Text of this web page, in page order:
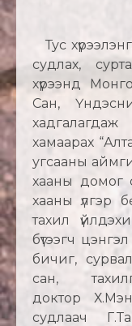
Тус
судлах,
хүрээнд
Сан,
хамаарах
угсааны
хааны домог
хааны үлгэр
тахил
бүтээгч
бичиг,
сан,
доктор
судлаач